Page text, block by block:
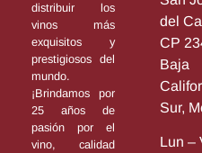
distribuir los
vinos más
exquisitos y
prestigiosos del
mundo.
¡Brindamos por
25 años de
pasión por el
vino, calidad
del
CP
Baja
Sur,
Lun –